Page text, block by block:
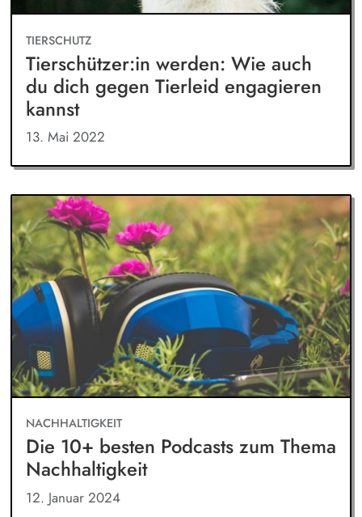
TIERSCHUTZ
Tierschützer:in werden: Wie auch
du dich gegen Tierleid engagieren
kannst
13. Mai 2022
NACHHALTIGKEIT
Die 10+ besten Podcasts zum Thema
Nachhaltigkeit
12. Januar 2024